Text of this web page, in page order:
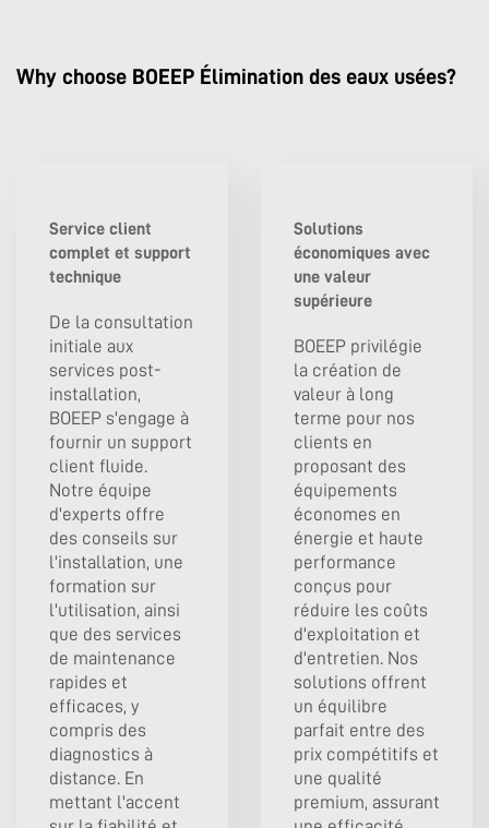
Why choose BOEEP Élimination des eaux usées?
Service client
complet et support
technique
De la consultation
initiale aux
services post-
installation,
BOEEP s'engage à
fournir un support
client fluide.
Notre équipe
d'experts offre
des conseils sur
l'installation, une
formation sur
l'utilisation, ainsi
que des services
de maintenance
rapides et
efficaces, y
compris des
diagnostics à
distance. En
mettant l'accent
Solutions
économiques avec
une valeur
supérieure
BOEEP privilégie
la création de
valeur à long
terme pour nos
clients en
proposant des
équipements
économes en
énergie et haute
performance
conçus pour
réduire les coûts
d'exploitation et
d'entretien. Nos
solutions offrent
un équilibre
parfait entre des
prix compétitifs et
une qualité
premium, assurant